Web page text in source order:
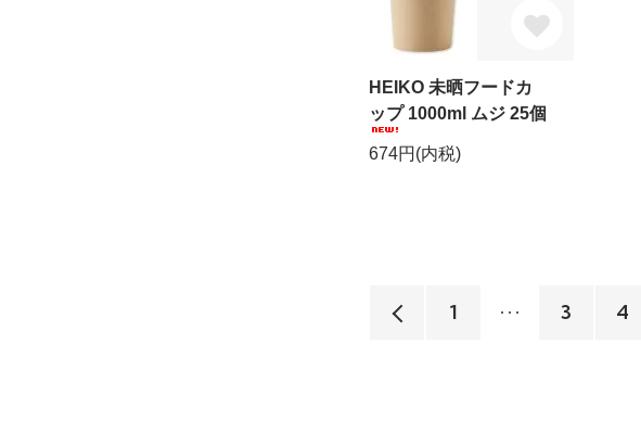
HEIKO 未晒フードカ
ップ 1000ml ムジ 25個
674円(内税)
1 3 4